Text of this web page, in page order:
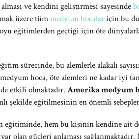
ve kendini geliştirmesi sayesinde
üzere tümmedyum hocalariçin bu
eğitimlerden geçtiği için öte
sürecinde, bu alemlerle alakalı
hoca, öte alemleri ne kadar iyi
etkili olmaktadır. Amerika medyum
şekilde eğitilmesinin en önemli
eğitiminde, hem bu kişinin kendine ait
olan güçleri anlaması